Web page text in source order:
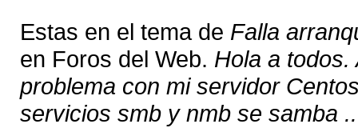
Estas en el tema de Falla
en Foros del Web. Hola a
problema con mi servidor
servicios smb y nmb se samba